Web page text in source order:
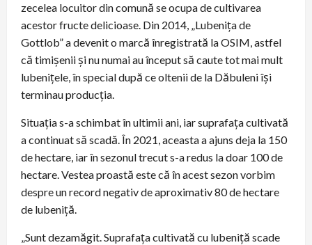
zecelea locuitor din comună se ocupa de cultivarea
acestor fructe delicioase. Din 2014, „Lubenița de
Gottlob” a devenit o marcă înregistrată la OSIM, astfel
că timișenii și nu numai au început să caute tot mai mult
lubenițele, în special după ce oltenii de la Dăbuleni își
terminau producția.
Situația s-a schimbat în ultimii ani, iar suprafața cultivată
a continuat să scadă. În 2021, aceasta a ajuns deja la 150
de hectare, iar în sezonul trecut s-a redus la doar 100 de
hectare. Vestea proastă este că în acest sezon vorbim
despre un record negativ de aproximativ 80 de hectare
de lubeniță.
„Sunt dezamăgit. Suprafața cultivată cu lubeniță scade